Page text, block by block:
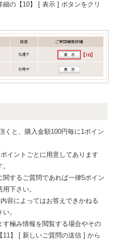
の【10】 [ 表示 ] ボタンをクリ
くと、購入金額100円毎に1ポイン
イントごとに用意してあります
するご質問であれば一律5ポイン
下さい。
容によってはお答えできかねる
。
極み情報を閲覧する場合やその
】 [ 新しいご質問の送信 ] から